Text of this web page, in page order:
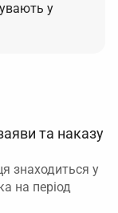
у
та наказу
знаходиться у
на період